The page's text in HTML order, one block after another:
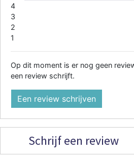
4
3
2
1
Op dit moment is er nog geen
een review schrijft.
Een review schrijven
Schrijf een review